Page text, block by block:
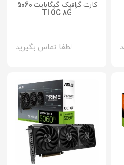
کارت گرافیک گیگابایت 5060
TI OC 8G
لطفا تماس بگیرید